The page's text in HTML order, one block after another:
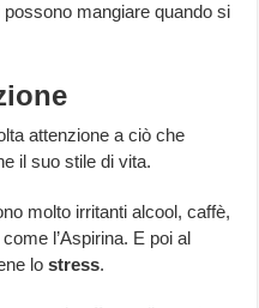
mangiare quando si
attenzione a ciò che
il suo stile di vita.
molto irritanti alcool, caffè,
l’Aspirina. E poi al
lostress.